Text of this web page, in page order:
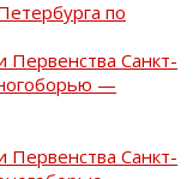
по
Первенства Санкт-
—
Первенства Санкт-